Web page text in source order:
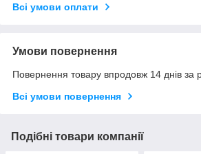
Всі умови оплати
Умови повернення
Повернення товару впродовж 14 днів за
Всі умови повернення
Подібні товари компанії